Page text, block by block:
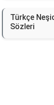
Türkçe
Sözleri